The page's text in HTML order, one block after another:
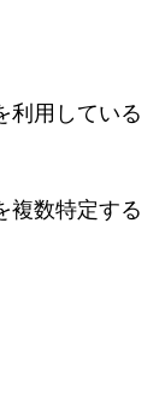
利用している
複数特定する